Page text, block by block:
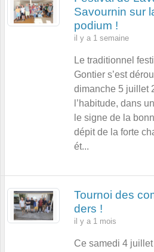
Savournin sur
podium !
il y a 1 semaine
Le traditionnel
Gontier s’est
dimanche 5 juillet
l’habitude, dans
le signe de la
dépit de la forte
ét...
Tournoi des
ders !
il y a 1 mois
Ce samedi 4